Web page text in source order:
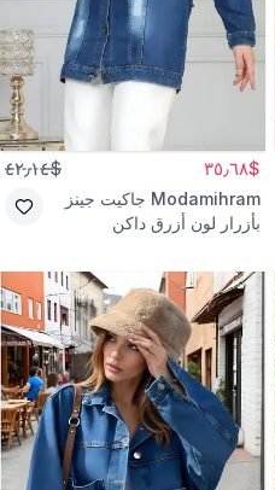
$٣٥٫٦٨ $٤٢٫١٤
Modamihram جاكيت جينز
بأزرار لون أزرق داكن